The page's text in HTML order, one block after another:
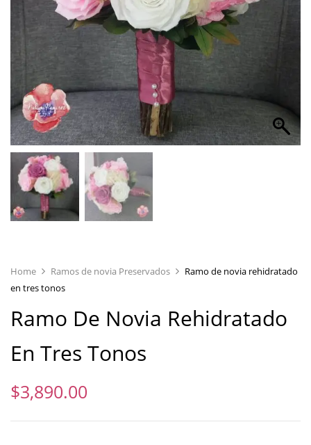
Home Ramos de novia Preservados
Ramo de novia rehidratado
en tres tonos
Ramo De Novia Rehidratado
En Tres Tonos
$3,890.00